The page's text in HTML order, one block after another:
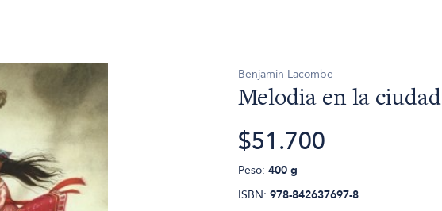
Benjamin Lacombe
Melodia en la ciudad
$51.700
Peso: 400 g
ISBN: 978-842637697-8